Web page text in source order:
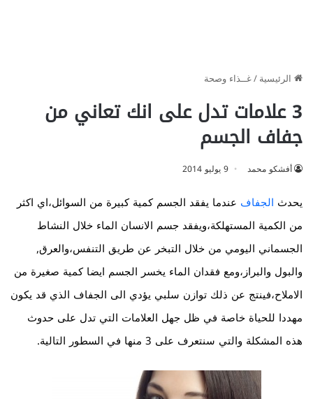
الرئيسية/غــذاء وصحة
3 علامات تدل على انك تعاني من
جفاف الجسم
أفشكو محمد 9 يوليو 2014
يحدث الجفاف عندما يفقد الجسم كمية كبيرة من السوائل،اي اكثر
من الكمية المستهلكة،ويفقد جسم الانسان الماء خلال النشاط
الجسماني اليومي من خلال التبخر عن طريق التنفس،والعرق,
والبول والبراز،ومع فقدان الماء يخسر الجسم ايضا كمية صغيرة من
الاملاح،فينتج عن ذلك توازن سلبي يؤدي الى الجفاف الذي قد يكون
مهددا للحياة خاصة في ظل جهل العلامات التي تدل على حدوث
هذه المشكلة والتي سنتعرف على 3 منها في السطور التالية.